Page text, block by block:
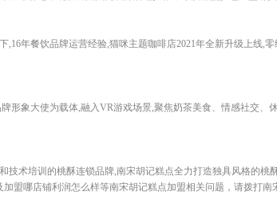
,16年餐饮品牌运营经验,猫咪主题咖啡店2021年全新升级上线,
形象大使为载体,融入VR游戏场景,聚焦奶茶美食、情感社交、
技术培训的桃酥连锁品牌,南宋胡记糕点全力打造独具风格的桃
盟哪店铺利润怎么样等南宋胡记糕点加盟相关问题，请拨打南